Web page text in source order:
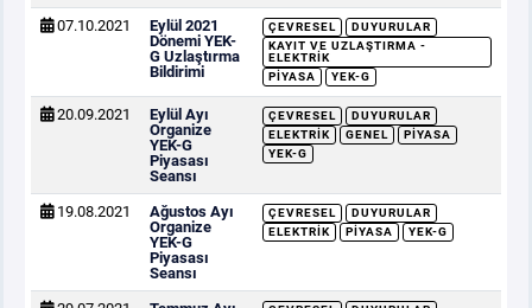
07.10.2021
Eylül 2021
Dönemi YEK-
G Uzlaştırma
Bildirimi
ÇEVRESEL
DUYURULAR
KAYIT VE UZLAŞTIRMA -
ELEKTRIK
PIYASA
YEK-G
20.09.2021
Eylül Ayı
Organize
YEK-G
Piyasası
Seansı
ÇEVRESEL
DUYURULAR
ELEKTRIK
GENEL
PIYASA
YEK-G
19.08.2021
Ağustos Ayı
Organize
YEK-G
Piyasası
Seansı
ÇEVRESEL
DUYURULAR
ELEKTRIK
PIYASA YEK-G